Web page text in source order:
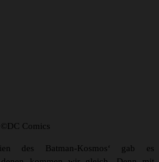
©DC Comics
des Batman-Kosmos‘ gab es